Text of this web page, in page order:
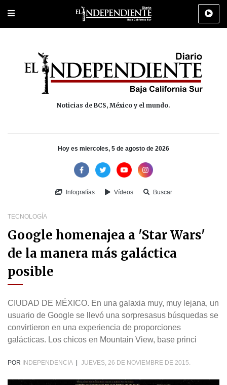
Portada Los Cabos Policiaca Deportes Cultura
Noticias de BCS, México y el mundo.
Hoy es miercoles, 5 de agosto de 2026
Infografías Vídeos Buscar
TECNOLOGÍA
Google homenajea a 'Star Wars'
de la manera más galáctica
posible
CIUDAD DE MÉXICO. En una galaxia muy, muy lejana, un
usuario de Google se llevó una sorpresasus búsquedas se
convirtieron en una experiencia de proporciones
galácticas. Los chicos en Mountain View, base princi
POR INDEPENDENCIA JUEVES, 26 DE NOVIEMBRE DE 2015.